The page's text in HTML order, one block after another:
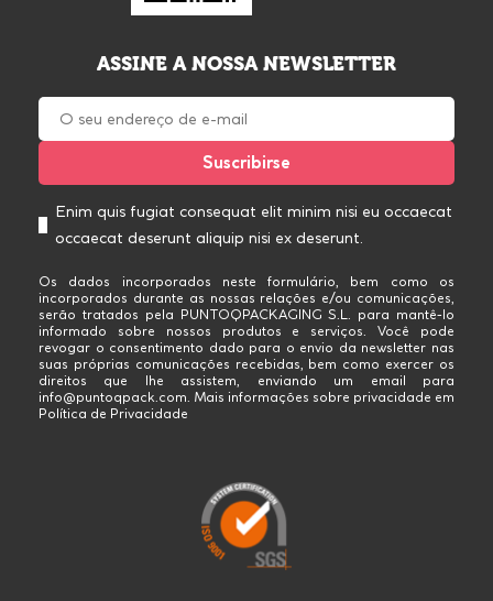
ASSINE A NOSSA NEWSLETTER
Enim quis fugiat consequat elit minim nisi eu occaecat
occaecat deserunt aliquip nisi ex deserunt.
Os dados incorporados neste formulário, bem como os
incorporados durante as nossas relações e/ou comunicações,
serão tratados pela PUNTOQPACKAGING S.L. para mantê-lo
informado sobre nossos produtos e serviços. Você pode
revogar o consentimento dado para o envio da newsletter nas
suas próprias comunicações recebidas, bem como exercer os
direitos que lhe assistem, enviando um email para
info@puntoqpack.com. Mais informações sobre privacidade em
Política de Privacidade